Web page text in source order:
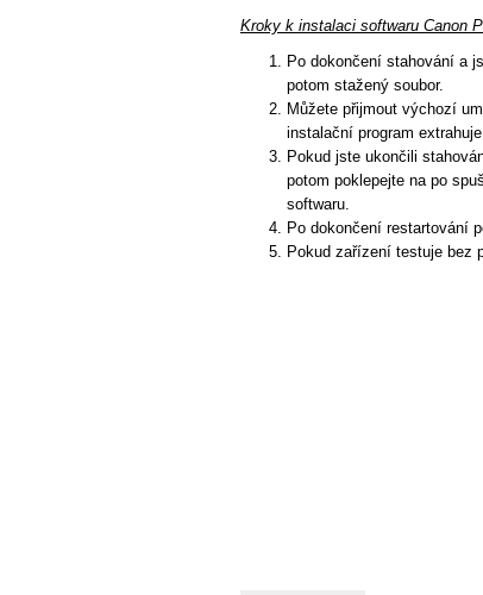
Kroky k instalaci softwaru Canon
Po dokončení stahování a
potom stažený soubor.
Můžete přijmout výchozí
instalační program
Pokud jste ukončili
potom poklepejte na po
softwaru.
Po dokončení restartování
Pokud zařízení testuje bez